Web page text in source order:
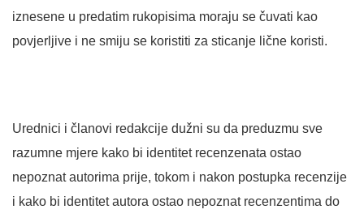
iznesene u predatim rukopisima moraju se čuvati kao
povjerljive i ne smiju se koristiti za sticanje lične koristi.
Urednici i članovi redakcije dužni su da preduzmu sve
razumne mjere kako bi identitet recenzenata ostao
nepoznat autorima prije, tokom i nakon postupka recenzije
i kako bi identitet autora ostao nepoznat recenzentima do